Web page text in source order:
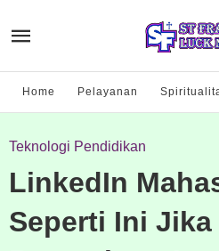
Home Pelayanan
Teknologi Pendidikan
LinkedIn
Seperti Ini